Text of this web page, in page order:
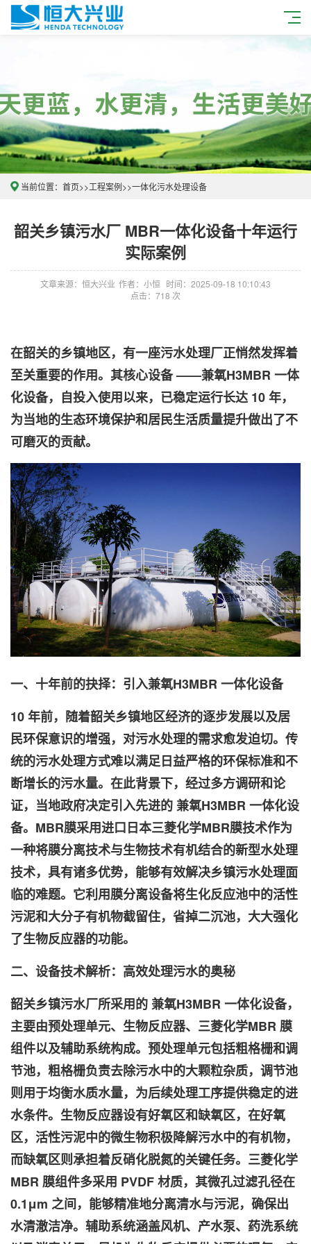
当前位置： 首页>>工程案例>>一体化污水处理设备
韶关乡镇污水厂 MBR一体化设备十年运行
实际案例
文章来源：恒大兴业 作者：小恒 时间：2025-09-18 10:10:43
点击：718 次
在韶关的乡镇地区，有一座污水处理厂正悄然发挥着
至关重要的作用。其核心设备 ——兼氧H3MBR 一体
化设备，自投入使用以来，已稳定运行长达 10 年，
为当地的生态环境保护和居民生活质量提升做出了不
可磨灭的贡献。
一、十年前的抉择：引入兼氧H3MBR 一体化设备
10 年前，随着韶关乡镇地区经济的逐步发展以及居
民环保意识的增强，对污水处理的需求愈发迫切。传
统的污水处理方式难以满足日益严格的环保标准和不
断增长的污水量。在此背景下，经过多方调研和论
证，当地政府决定引入先进的兼氧H3MBR 一体化设
备。MBR膜采用进口日本三菱化学MBR膜技术作为
一种将膜分离技术与生物技术有机结合的新型水处理
技术，具有诸多优势，能够有效解决乡镇污水处理面
临的难题。它利用膜分离设备将生化反应池中的活性
污泥和大分子有机物截留住，省掉二沉池，大大强化
了生物反应器的功能。
二、设备技术解析：高效处理污水的奥秘
韶关乡镇污水厂所采用的兼氧H3MBR 一体化设备，
主要由预处理单元、生物反应器、三菱化学MBR 膜
组件以及辅助系统构成。预处理单元包括粗格栅和调
节池，粗格栅负责去除污水中的大颗粒杂质，调节池
则用于均衡水质水量，为后续处理工序提供稳定的进
水条件。生物反应器设有好氧区和缺氧区，在好氧
区，活性污泥中的微生物积极降解污水中的有机物，
而缺氧区则承担着反硝化脱氮的关键任务。三菱化学
MBR 膜组件多采用 PVDF 材质，其微孔过滤孔径在
0.1μm 之间，能够精准地分离清水与污泥，确保出
水清澈洁净。辅助系统涵盖风机、产水泵、药洗系统